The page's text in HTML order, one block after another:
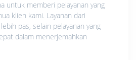
untuk memberi pelayanan yang
klien kami. Layanan dari
pas, selain pelayanan yang
dalam menerjemahkan